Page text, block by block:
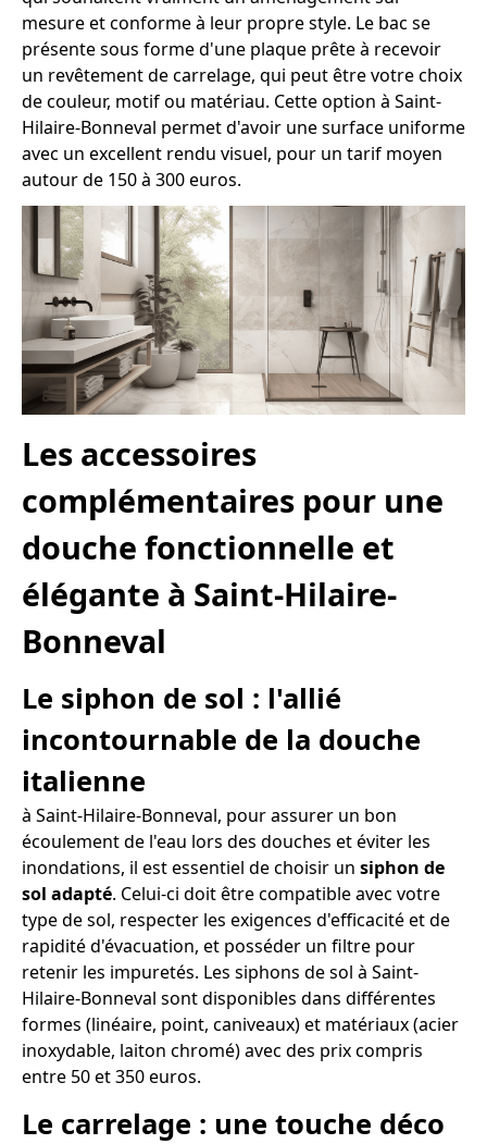
mesure et conforme à leur propre style. Le bac se
présente sous forme d'une plaque prête à recevoir
un revêtement de carrelage, qui peut être votre choix
de couleur, motif ou matériau. Cette option à Saint-
Hilaire-Bonneval permet d'avoir une surface uniforme
avec un excellent rendu visuel, pour un tarif moyen
autour de 150 à 300 euros.
Les accessoires
complémentaires pour une
douche fonctionnelle et
élégante à Saint-Hilaire-
Bonneval
Le siphon de sol : l'allié
incontournable de la douche
italienne
à Saint-Hilaire-Bonneval, pour assurer un bon
écoulement de l'eau lors des douches et éviter les
inondations, il est essentiel de choisir un siphon de
sol adapté. Celui-ci doit être compatible avec votre
type de sol, respecter les exigences d'efficacité et de
rapidité d'évacuation, et posséder un filtre pour
retenir les impuretés. Les siphons de sol à Saint-
Hilaire-Bonneval sont disponibles dans différentes
formes (linéaire, point, caniveaux) et matériaux (acier
inoxydable, laiton chromé) avec des prix compris
entre 50 et 350 euros.
Le carrelage : une touche déco